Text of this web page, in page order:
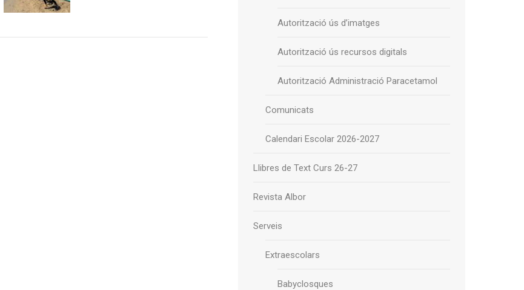
Autorització ús d’imatges
Autorització ús recursos digitals
Autorització Administració Paracetamol
Comunicats
Calendari Escolar 2026-2027
Llibres de Text Curs 26-27
Revista Albor
Serveis
Extraescolars
Babyclosques